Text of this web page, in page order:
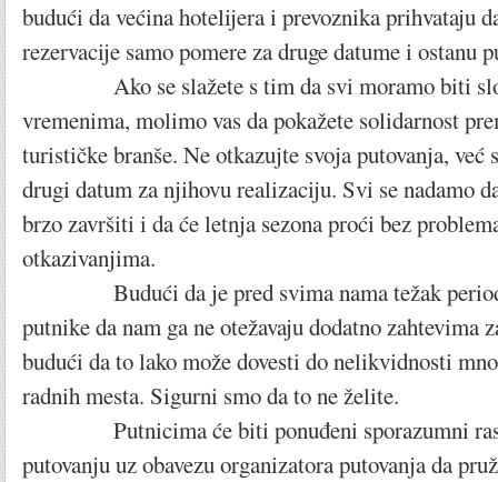
budući da većina hotelijera i prevoznika prihvataju
rezervacije samo pomere za druge datume i ostanu
Ako se slažete s tim da svi moramo biti
vremenima, molimo vas da pokažete solidarnost
turističke branše. Ne otkazujte svoja putovanja, već
drugi datum za njihovu realizaciju. Svi se nadamo
brzo završiti i da će letnja sezona proći bez
otkazivanjima.
Budući da je pred svima nama težak period,
putnike da nam ga ne otežavaju dodatno zahtevima
budući da to lako može dovesti do nelikvidnosti
radnih mesta. Sigurni smo da to ne želite.
Putnicima će biti ponuđeni sporazumni
putovanju uz obavezu organizatora putovanja da